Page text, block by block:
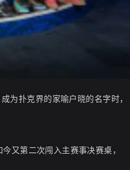
为扑克界的家喻户晓的名字时，
又第二次闯入主赛事决赛桌，